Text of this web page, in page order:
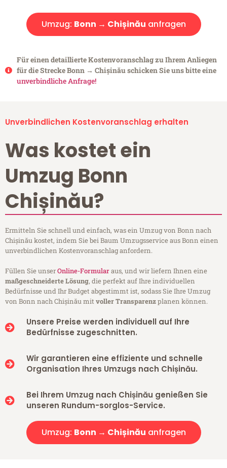
Umzug: Bonn → Chișinău anfragen
Für einen detaillierte Kostenvoranschlag zu Ihrem Anliegen
für die Strecke Bonn → Chișinău schicken Sie uns bitte eine
unverbindliche Anfrage!
Unverbindlichen Kostenvoranschlag erhalten
Was kostet ein
Umzug Bonn
Chișinău?
Ermitteln Sie schnell und einfach, was ein Umzug von Bonn nach
Chișinău kostet, indem Sie bei Baum Umzugsservice aus Bonn einen
unverbindlichen Kostenvoranschlag anfordern.
Füllen Sie unserOnline-Formularaus, und wir liefern Ihnen eine
maßgeschneiderte Lösung, die perfekt auf Ihre individuellen
Bedürfnisse und Ihr Budget abgestimmt ist, sodass Sie Ihre Umzug
von Bonn nach Chișinău mitvoller Transparenzplanen können.
Unsere Preise werden individuell auf Ihre
Bedürfnisse zugeschnitten.
Wir garantieren eine effiziente und schnelle
Organisation Ihres Umzugs nach Chișinău.
Bei Ihrem Umzug nach Chișinău genießen Sie
unseren Rundum-sorglos-Service.
Umzug: Bonn → Chișinău anfragen